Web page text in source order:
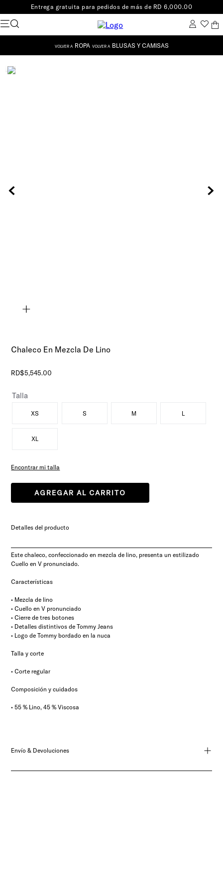
Entrega gratuita para pedidos de más de RD 6,000.00
ROPA BLUSAS Y CAMISAS
Chaleco En Mezcla De Lino
RD$5,545.00
Talla
XS S M L
XL
Encontrar mi talla
AGREGAR AL CARRITO
Detalles del producto
Este chaleco, confeccionado en mezcla de lino, presenta un estilizado
Cuello en V pronunciado.
Características
• Mezcla de lino
• Cuello en V pronunciado
• Cierre de tres botones
• Detalles distintivos de Tommy Jeans
• Logo de Tommy bordado en la nuca
Talla y corte
• Corte regular
Composición y cuidados
• 55 % Lino, 45 % Viscosa
Envío & Devoluciones